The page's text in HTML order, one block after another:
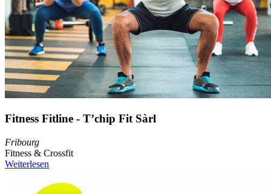
Fitness Fitline - T’chip Fit Sàrl
Fribourg
Fitness & Crossfit
Weiterlesen